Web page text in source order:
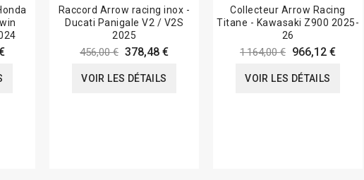
Raccord Arrow racing inox -
Ducati Panigale V2 / V2S
2025
456,00 € 378,48 €
VOIR LES DÉTAILS
Collecteur Arrow Racing
Titane - Kawasaki Z900 2025-
26
1 164,00 € 966,12 €
VOIR LES DÉTAILS